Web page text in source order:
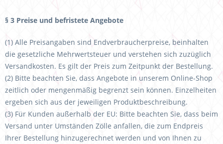
§ 3 Preise und befristete Angebote
(1) Alle Preisangaben sind Endverbraucherpreise, beinhalten
die gesetzliche Mehrwertsteuer und verstehen sich zuzüglich
Versandkosten. Es gilt der Preis zum Zeitpunkt der Bestellung.
(2) Bitte beachten Sie, dass Angebote in unserem Online-Shop
zeitlich oder mengenmäßig begrenzt sein können. Einzelheiten
ergeben sich aus der jeweiligen Produktbeschreibung.
(3) Für Kunden außerhalb der EU: Bitte beachten Sie, dass beim
Versand unter Umständen Zölle anfallen, die zum Endpreis
Ihrer Bestellung hinzugerechnet werden und von Ihnen zu